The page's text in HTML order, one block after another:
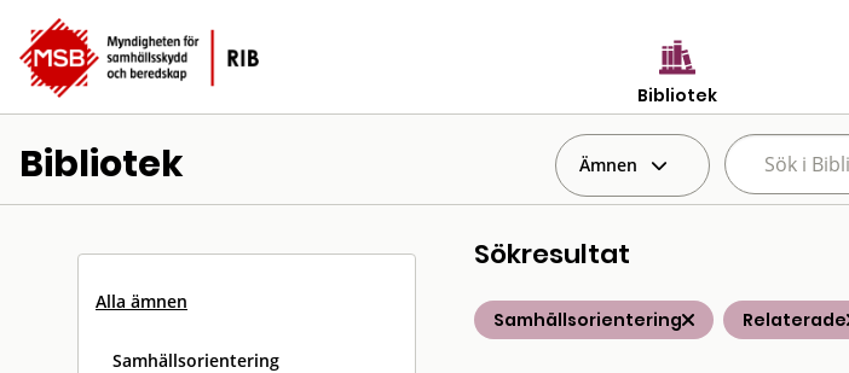
Bibliotek
Bibliotek Ämnen
Alla ämnen
Samhällsorientering
Sökresultat
Samhällsorientering Relaterade